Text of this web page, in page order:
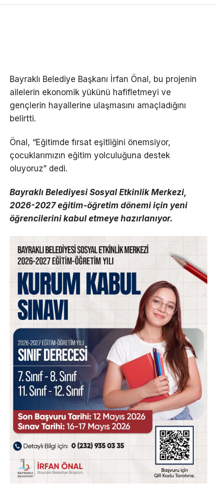
Bayraklı Belediye Başkanı İrfan Önal, bu projenin
ailelerin ekonomik yükünü hafifletmeyi ve
gençlerin hayallerine ulaşmasını amaçladığını
belirtti.
Önal, “Eğitimde fırsat eşitliğini önemsiyor,
çocuklarımızın eğitim yolculuğuna destek
oluyoruz” dedi.
Bayraklı Belediyesi Sosyal Etkinlik Merkezi,
2026-2027 eğitim-öğretim dönemi için yeni
öğrencilerini kabul etmeye hazırlanıyor.